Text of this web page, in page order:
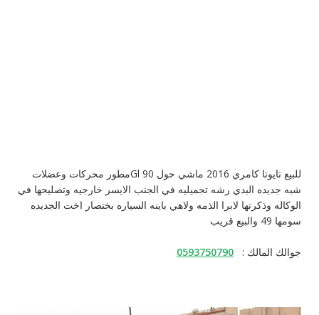
للبيع تايوتا كامري 2016 ماشي حول 90 Glمطور محركات وعضلات
شبه جديده البدي رشه تجميليه في الجنب الايسر خارجيه وتصليحها في
الوكاله وذكرتها لابرا الذمه ولاهي باينه السياره بختصار اخت الجديده
سومها 49 والبيع قريب
جوالك المالك : 0593750790